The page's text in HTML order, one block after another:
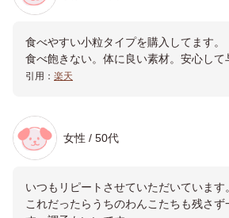
食べやすい小粒タイプを購入してます。
食べ飽きない。体に良い素材。安心して
引用： 楽天
女性 / 50代
いつもリピートさせていただいています。
これだったらうちのわんこたちも残さず